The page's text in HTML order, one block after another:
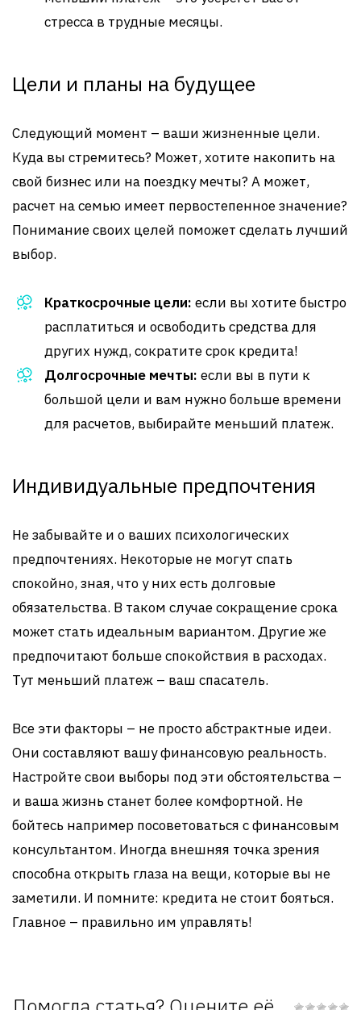
стресса в трудные месяцы.
Цели и планы на будущее
Следующий момент – ваши жизненные цели.
Куда вы стремитесь? Может, хотите накопить на
свой бизнес или на поездку мечты? А может,
расчет на семью имеет первостепенное значение?
Понимание своих целей поможет сделать лучший
выбор.
Краткосрочные цели: если вы хотите быстро
расплатиться и освободить средства для
других нужд, сократите срок кредита!
Долгосрочные мечты: если вы в пути к
большой цели и вам нужно больше времени
для расчетов, выбирайте меньший платеж.
Индивидуальные предпочтения
Не забывайте и о ваших психологических
предпочтениях. Некоторые не могут спать
спокойно, зная, что у них есть долговые
обязательства. В таком случае сокращение срока
может стать идеальным вариантом. Другие же
предпочитают больше спокойствия в расходах.
Тут меньший платеж – ваш спасатель.
Все эти факторы – не просто абстрактные идеи.
Они составляют вашу финансовую реальность.
Настройте свои выборы под эти обстоятельства –
и ваша жизнь станет более комфортной. Не
бойтесь например посоветоваться с финансовым
консультантом. Иногда внешняя точка зрения
способна открыть глаза на вещи, которые вы не
заметили. И помните: кредита не стоит бояться.
Главное – правильно им управлять!